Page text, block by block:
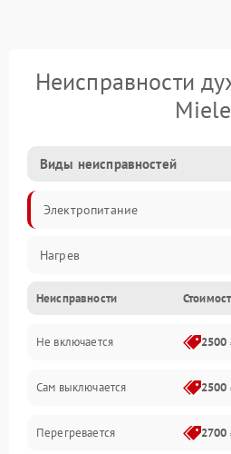
Неисправности
Miele
Виды неисправностей
Электропитание
Нагрев
Неисправности
Не включается 2500
Сам выключается 2500
Перегревается 2700